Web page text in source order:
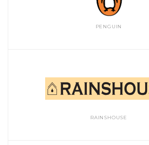
PENGUIN
RAINSHOUSE